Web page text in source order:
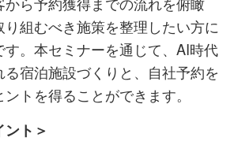
り組むべき施策を整理したい方に
。本セミナーを通じて、AI時代
宿泊施設づくりと、自社予約を
トを得ることができます。
ント＞